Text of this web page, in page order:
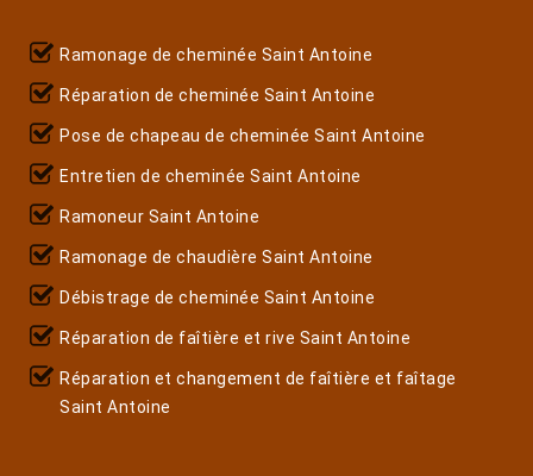
Ramonage de cheminée Saint Antoine
Réparation de cheminée Saint Antoine
Pose de chapeau de cheminée Saint Antoine
Entretien de cheminée Saint Antoine
Ramoneur Saint Antoine
Ramonage de chaudière Saint Antoine
Débistrage de cheminée Saint Antoine
Réparation de faîtière et rive Saint Antoine
Réparation et changement de faîtière et faîtage
Saint Antoine